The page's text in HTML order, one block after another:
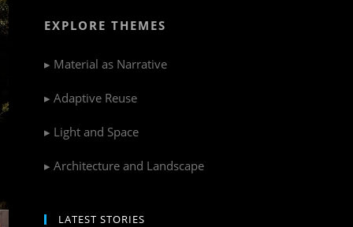
EXPLORE THEMES
▸ Material as Narrative
▸ Adaptive Reuse
▸ Light and Space
▸ Architecture and Landscape
LATEST STORIES